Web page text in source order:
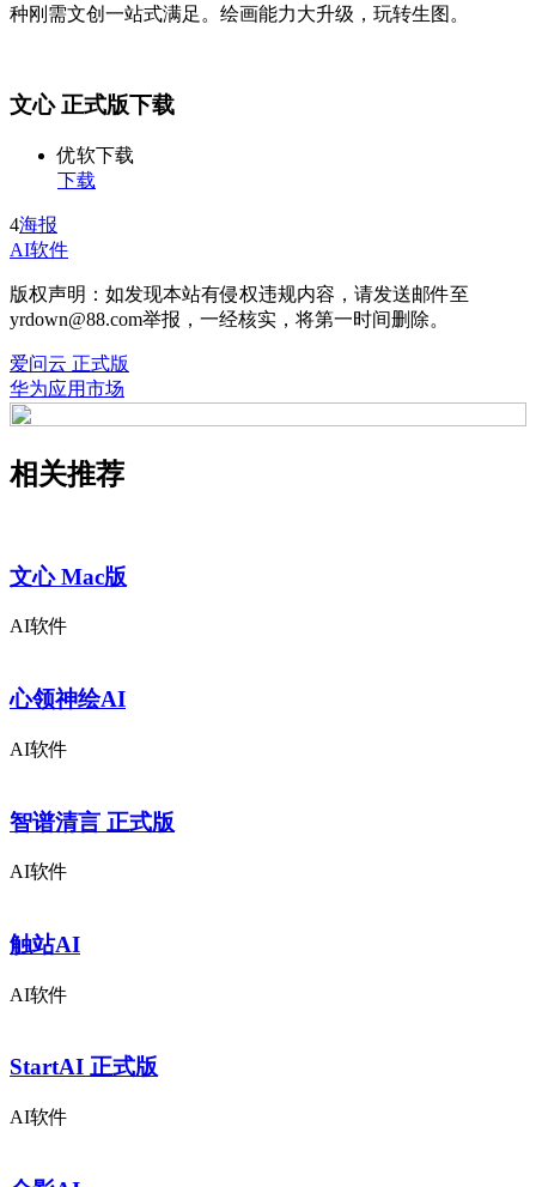
种刚需文创一站式满足。绘画能力大升级，玩转生图。
文心 正式版下载
优软下载
下载
4海报
AI软件
版权声明：如发现本站有侵权违规内容，请发送邮件至
yrdown@88.com举报，一经核实，将第一时间删除。
爱问云 正式版
华为应用市场
相关推荐
文心 Mac版
AI软件
心领神绘AI
AI软件
智谱清言 正式版
AI软件
触站AI
AI软件
StartAI 正式版
AI软件